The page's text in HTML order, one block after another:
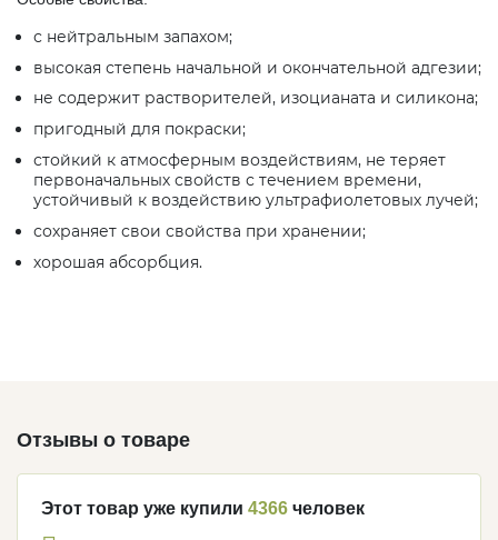
с нейтральным запахом;
высокая степень начальной и окончательной адгезии;
не содержит растворителей, изоцианата и силикона;
пригодный для покраски;
стойкий к атмосферным воздействиям, не теряет
первоначальных свойств с течением времени,
устойчивый к воздействию ультрафиолетовых лучей;
сохраняет свои свойства при хранении;
хорошая абсорбция.
Отзывы о товаре
Этот товар уже купили 4366 человек